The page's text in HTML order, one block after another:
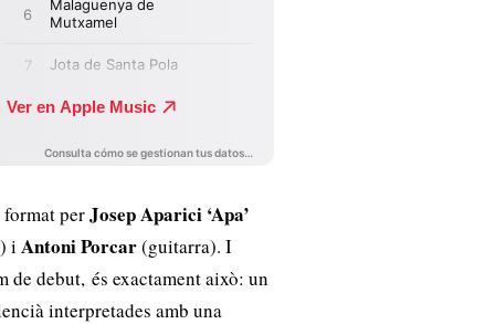
perJosep Aparici ‘Apa’
i Antoni Porcar(guitarra). I
de debut, és exactament això: un
interpretades amb una